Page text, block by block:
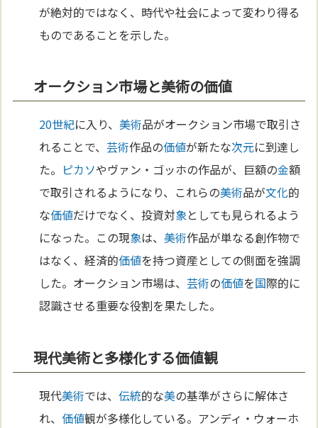
が絶対的ではなく、時代や社会によって変わり得る
ものであることを示した。
オークション市場と美術の価値
20世紀に入り、美術品がオークション市場で取引さ
れることで、芸術作品の価値が新たな次元に到達し
た。 ピカソやヴァン・ゴッホの作品が、巨額の金額
で取引されるようになり、これらの美術品が文化的
な価値だけでなく、投資対象としても見られるよう
になった。この現象は、美術作品が単なる創作物で
はなく、経済的価値を持つ資産としての側面を強調
した。オークション市場は、芸術の価値を国際的に
認識させる重要な役割を果たした。
現代美術と多様化する価値観
現代美術では、伝統的な美の基準がさらに解体さ
れ、 価値観が多様化している。アンディ・ウォーホ